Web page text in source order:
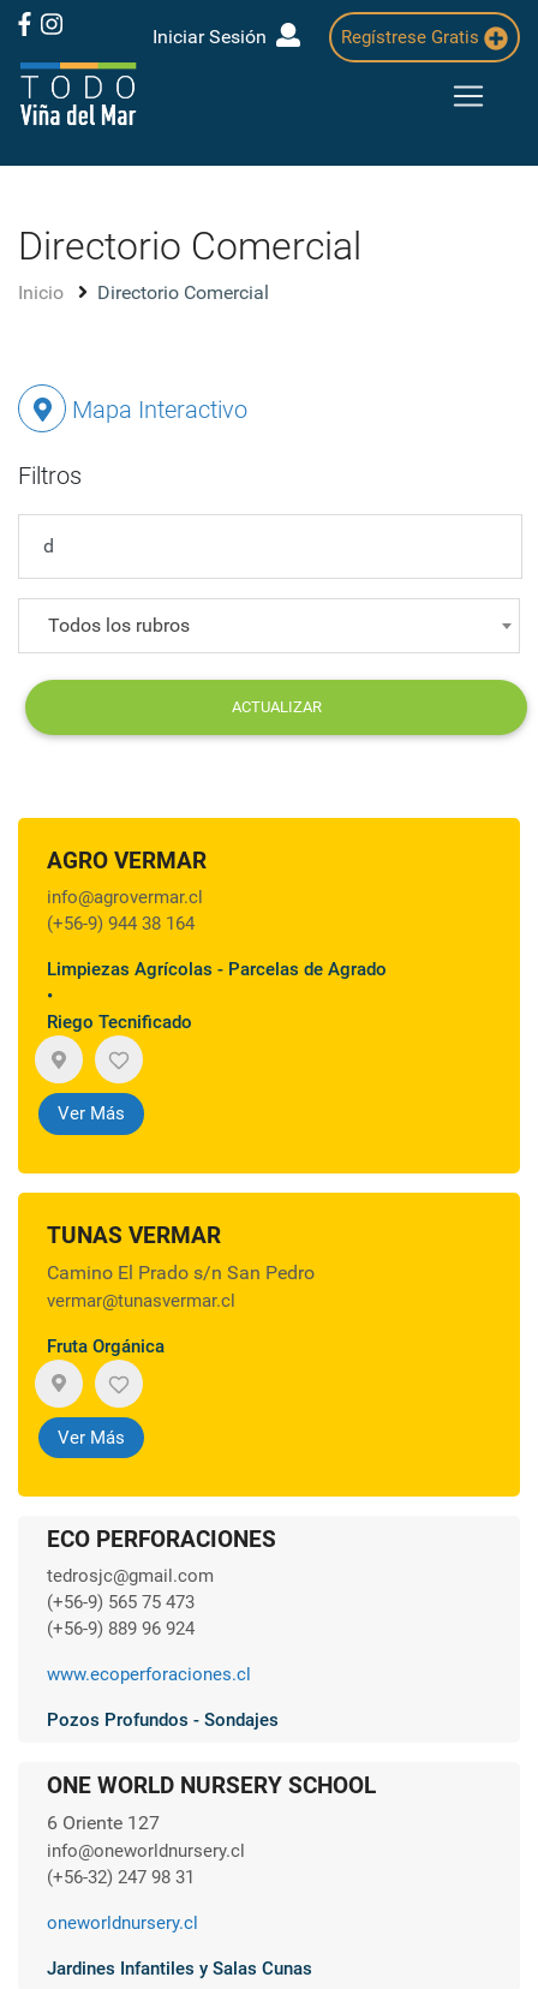
Iniciar Sesión Regístrese Gratis
Directorio Comercial
Inicio Directorio Comercial
Mapa Interactivo
Filtros
Todos los rubros
ACTUALIZAR
AGRO VERMAR
info@agrovermar.cl
(+56-9) 944 38 164
Limpiezas Agrícolas - Parcelas de Agrado
•
Riego Tecnificado
Ver Más
TUNAS VERMAR
Camino El Prado s/n San Pedro
vermar@tunasvermar.cl
Fruta Orgánica
Ver Más
ECO PERFORACIONES
tedrosjc@gmail.com
(+56-9) 565 75 473
(+56-9) 889 96 924
www.ecoperforaciones.cl
Pozos Profundos - Sondajes
ONE WORLD NURSERY SCHOOL
6 Oriente 127
info@oneworldnursery.cl
(+56-32) 247 98 31
oneworldnursery.cl
Jardines Infantiles y Salas Cunas